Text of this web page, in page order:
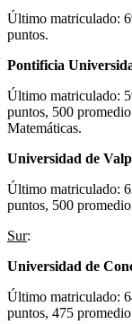
Último matriculado:
puntos.
Pontificia
Último matriculado:
puntos, 500
Matemáticas.
Universidad de
Último matriculado:
puntos, 500
Sur:
Universidad de
Último matriculado:
puntos, 475